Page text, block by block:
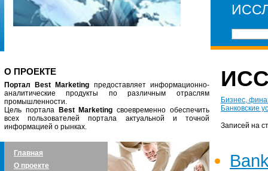
О ПРОЕКТЕ
Портал Best Marketing предоставляет информационно-
аналитические продукты по различным отраслям
промышленности.
Цель портала
Best Marketing своевременно обеспечить
всех пользователей портала актуальной и точной
информацией о рынках.
Главная
О проекте
Бизнес,
Банковские
Записей на